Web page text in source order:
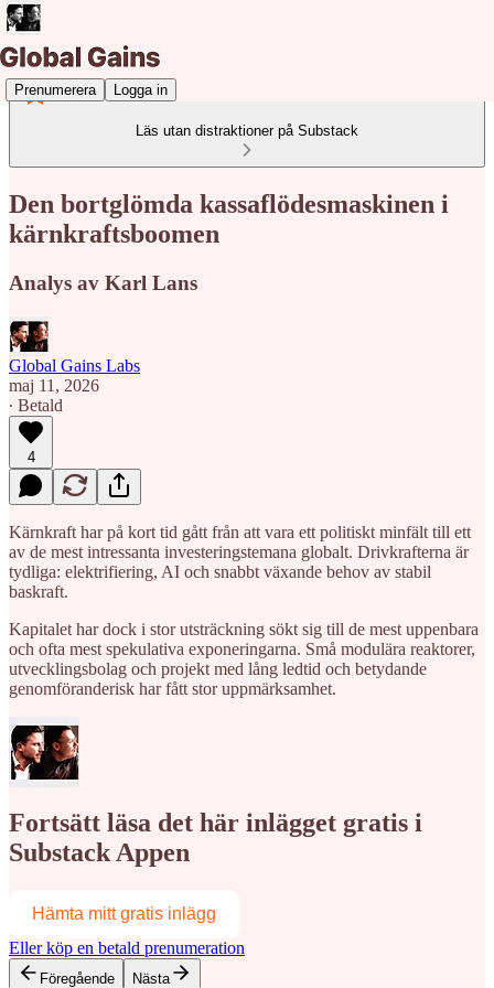
Prenumerera Logga in
Läs utan distraktioner på Substack
Den bortglömda kassaflödesmaskinen i
kärnkraftsboomen
Analys av Karl Lans
Global Gains Labs
maj 11, 2026
∙ Betald
4
Kärnkraft har på kort tid gått från att vara ett politiskt minfält till ett
av de mest intressanta investeringstemana globalt. Drivkrafterna är
tydliga: elektrifiering, AI och snabbt växande behov av stabil
baskraft.
Kapitalet har dock i stor utsträckning sökt sig till de mest uppenbara
och ofta mest spekulativa exponeringarna. Små modulära reaktorer,
utvecklingsbolag och projekt med lång ledtid och betydande
genomföranderisk har fått stor uppmärksamhet.
Fortsätt läsa det här inlägget gratis i
Substack Appen
Hämta mitt gratis inlägg
Eller köp en betald prenumeration
Föregående Nästa